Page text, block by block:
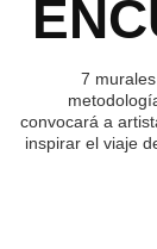
7
convocará a
inspirar el viaje